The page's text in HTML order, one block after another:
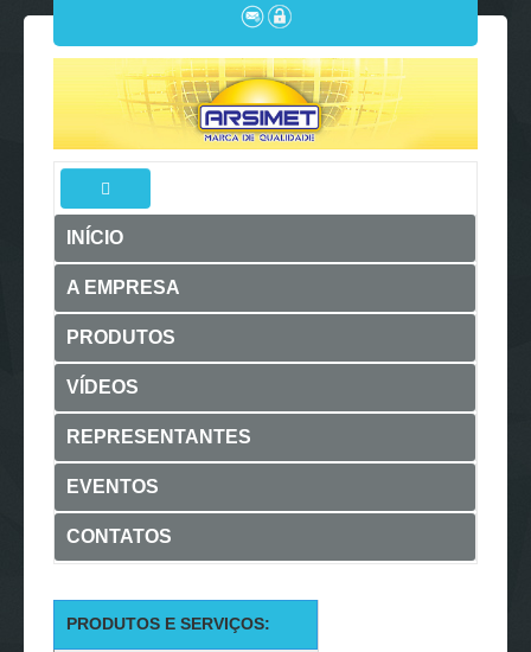
INÍCIO
A EMPRESA
PRODUTOS
VÍDEOS
REPRESENTANTES
EVENTOS
CONTATOS
PRODUTOS E SERVIÇOS: